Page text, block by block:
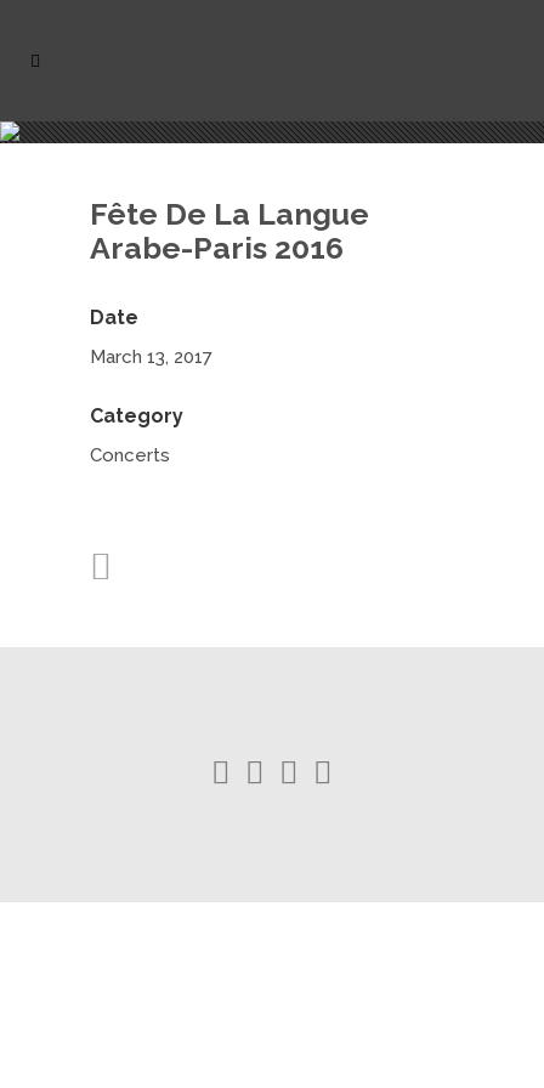
Fête De La Langue
Arabe-Paris 2016
Date
March 13, 2017
Category
Concerts